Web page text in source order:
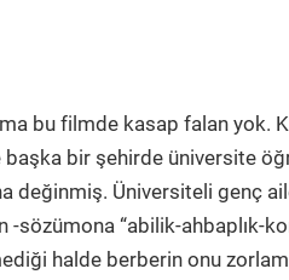
bu filmde kasap falan yok.
bir şehirde üniversite
değinmiş. Üniversiteli genç
-sözümona “abilik-ahbaplık-
halde berberin onu